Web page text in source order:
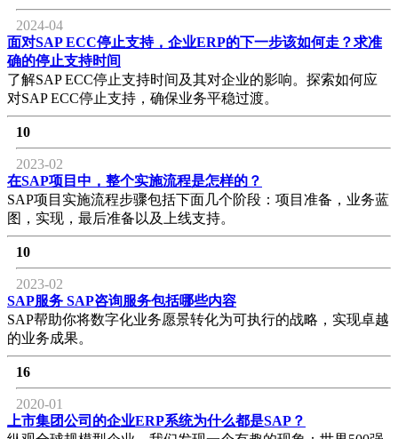
2024-04
面对SAP ECC停止支持，企业ERP的下一步该如何走？求准
确的停止支持时间
了解SAP ECC停止支持时间及其对企业的影响。探索如何应
对SAP ECC停止支持，确保业务平稳过渡。
10
2023-02
在SAP项目中，整个实施流程是怎样的？
SAP项目实施流程步骤包括下面几个阶段：项目准备，业务蓝
图，实现，最后准备以及上线支持。
10
2023-02
SAP服务 SAP咨询服务包括哪些内容
SAP帮助你将数字化业务愿景转化为可执行的战略，实现卓越
的业务成果。
16
2020-01
上市集团公司的企业ERP系统为什么都是SAP？